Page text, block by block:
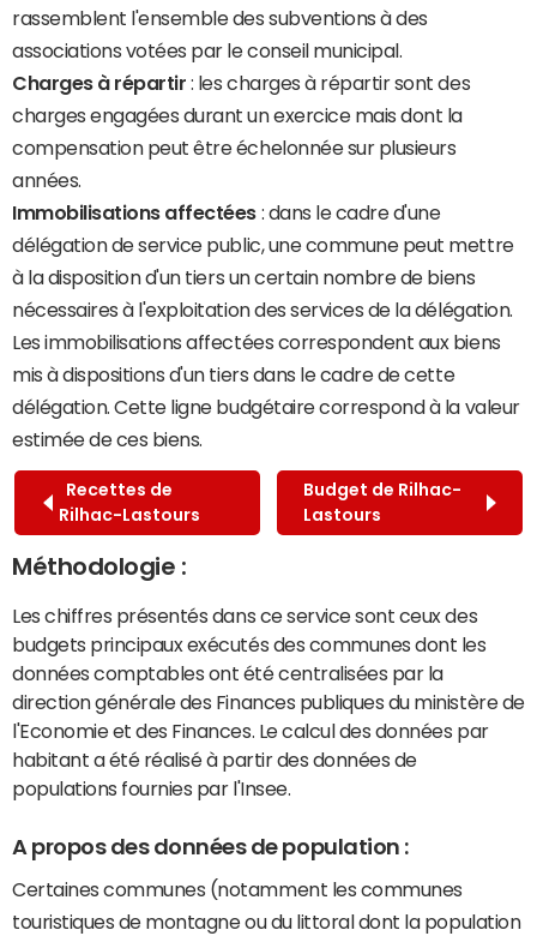
rassemblent l'ensemble des subventions à des
associations votées par le conseil municipal.
Charges à répartir : les charges à répartir sont des
charges engagées durant un exercice mais dont la
compensation peut être échelonnée sur plusieurs
années.
Immobilisations affectées : dans le cadre d'une
délégation de service public, une commune peut mettre
à la disposition d'un tiers un certain nombre de biens
nécessaires à l'exploitation des services de la délégation.
Les immobilisations affectées correspondent aux biens
mis à dispositions d'un tiers dans le cadre de cette
délégation. Cette ligne budgétaire correspond à la valeur
estimée de ces biens.
Recettes de
Rilhac-Lastours
Budget de Rilhac-
Lastours
Méthodologie :
Les chiffres présentés dans ce service sont ceux des
budgets principaux exécutés des communes dont les
données comptables ont été centralisées par la
direction générale des Finances publiques du ministère de
l'Economie et des Finances. Le calcul des données par
habitant a été réalisé à partir des données de
populations fournies par l'Insee.
A propos des données de population :
Certaines communes (notamment les communes
touristiques de montagne ou du littoral dont la population